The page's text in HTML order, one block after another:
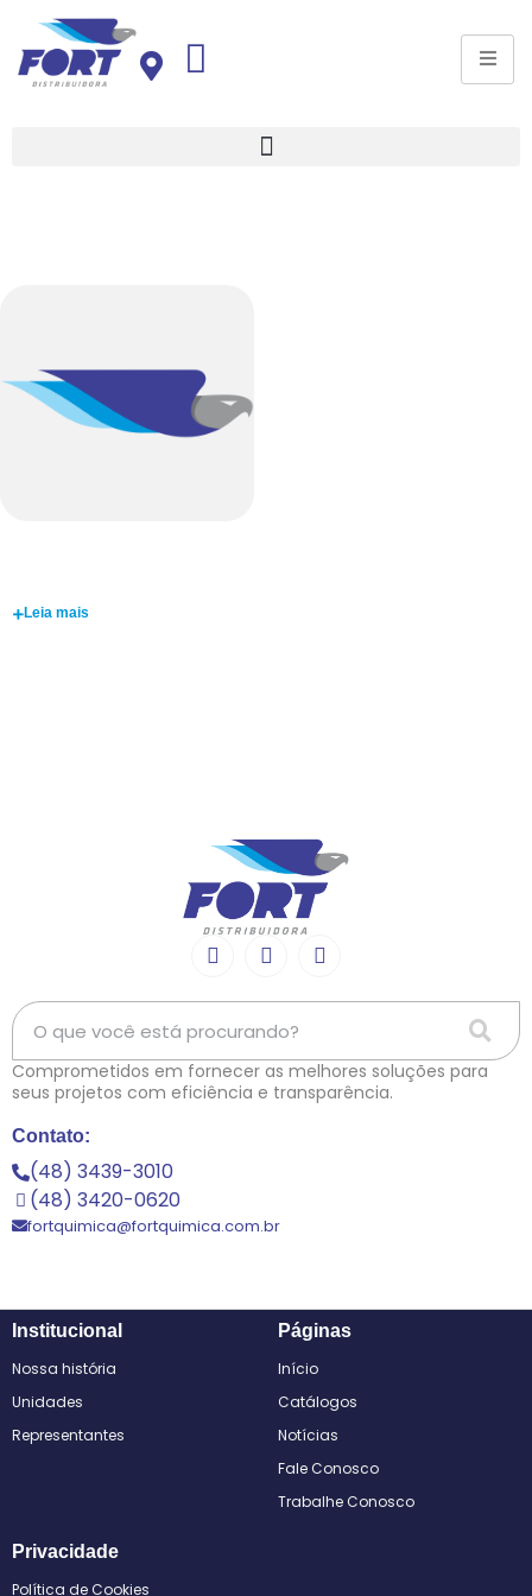
Leia mais
Comprometidos em fornecer as melhores soluções para
seus projetos com eficiência e transparência.
Contato:
(48) 3439-3010
(48) 3420-0620
fortquimica@fortquimica.com.br
Institucional
Nossa história
Unidades
Representantes
Páginas
Início
Catálogos
Notícias
Fale Conosco
Trabalhe Conosco
Privacidade
Política de Cookies